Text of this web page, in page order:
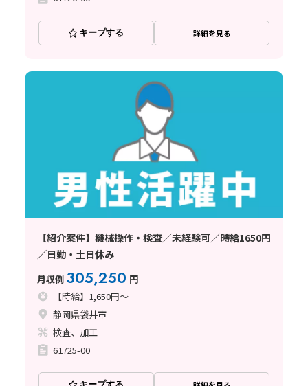
キープする 詳細を見る
【紹介案件】機械操作・検査／未経験可／時給1650円
／日勤・土日休み
月収例 305,250 円
【時給】1,650円～
静岡県袋井市
検査、加工
61725-00